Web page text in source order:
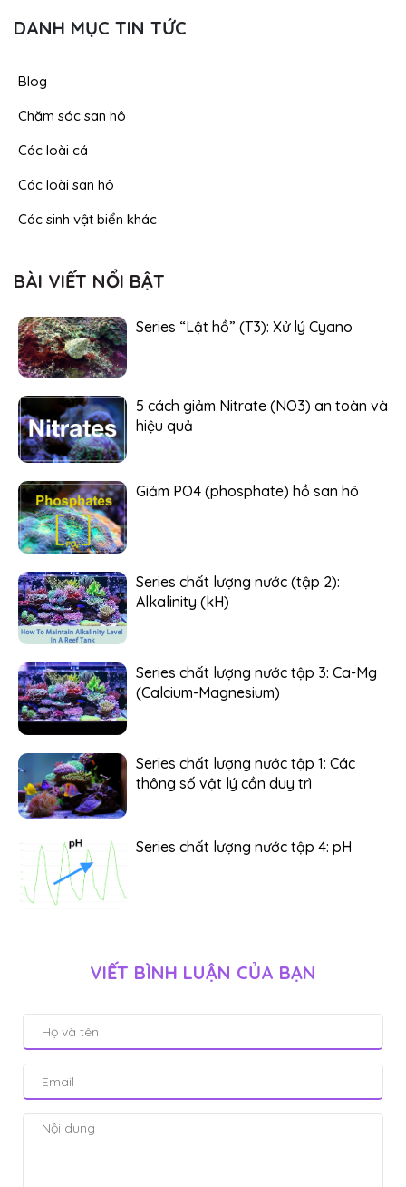
DANH MỤC TIN TỨC
Blog
Chăm sóc san hô
Các loài cá
Các loài san hô
Các sinh vật biển khác
BÀI VIẾT NỔI BẬT
Series “Lật hồ” (T3): Xử lý Cyano
5 cách giảm Nitrate (NO3) an toàn và
hiệu quả
Giảm PO4 (phosphate) hồ san hô
Series chất lượng nước (tập 2):
Alkalinity (kH)
Series chất lượng nước tập 3: Ca-Mg
(Calcium-Magnesium)
Series chất lượng nước tập 1: Các
thông số vật lý cần duy trì
Series chất lượng nước tập 4: pH
VIẾT BÌNH LUẬN CỦA BẠN